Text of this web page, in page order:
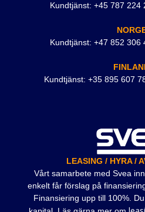
Kundtjänst: +45 787 224
Kundtjänst: +47 852 306
Kundtjänst: +35 895 607
LEASING / HYRA /
Vårt samarbete med Svea
enkelt får förslag på
Finansiering upp till 100%.